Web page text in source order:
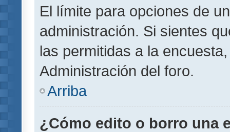
El límite para opciones de
administración. Si sientes
las permitidas a la
Administración del foro.
Arriba
¿Cómo edito o borro una